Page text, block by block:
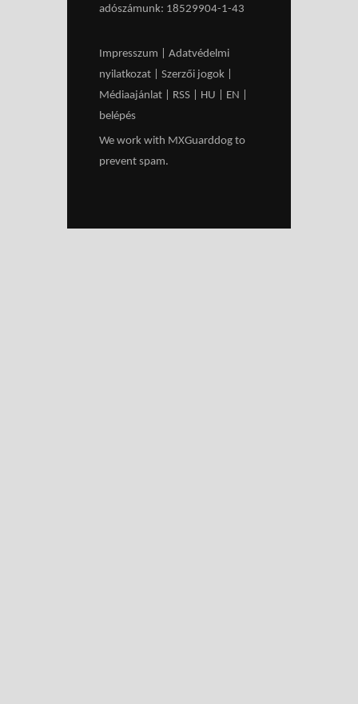
adószámunk: 18529904-1-43
Impresszum
Adatvédelmi
nyilatkozat
Szerzői jogok
Médiaajánlat
RSS HU EN
belépés
We work with MXGuarddog to
prevent spam.